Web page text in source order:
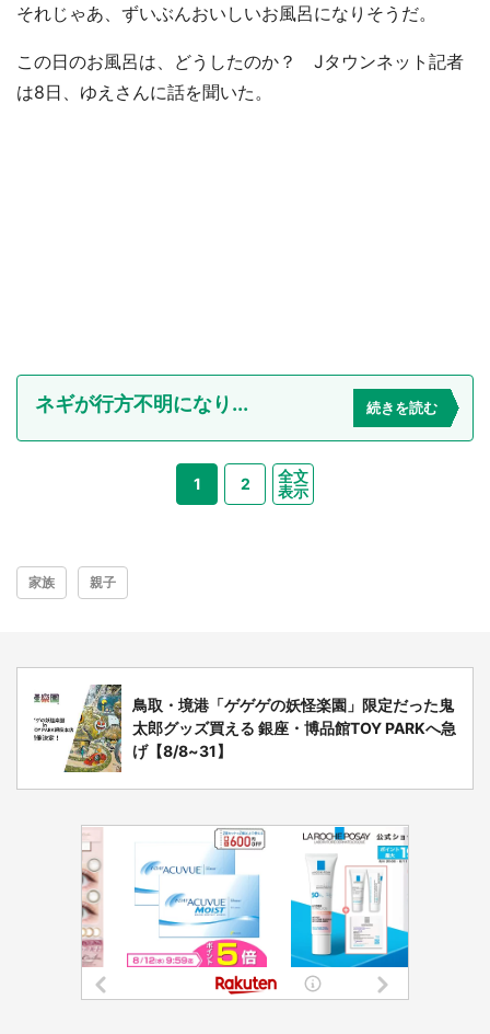
それじゃあ、ずいぶんおいしいお風呂になりそうだ。
この日のお風呂は、どうしたのか？ Jタウンネット記者
は8日、ゆえさんに話を聞いた。
ネギが行方不明になり... 続きを読む
1 2
全文
表示
家族 親子
鳥取・境港「ゲゲゲの妖怪楽園」限定だった鬼
太郎グッズ買える 銀座・博品館TOY PARKへ急
げ【8/8~31】